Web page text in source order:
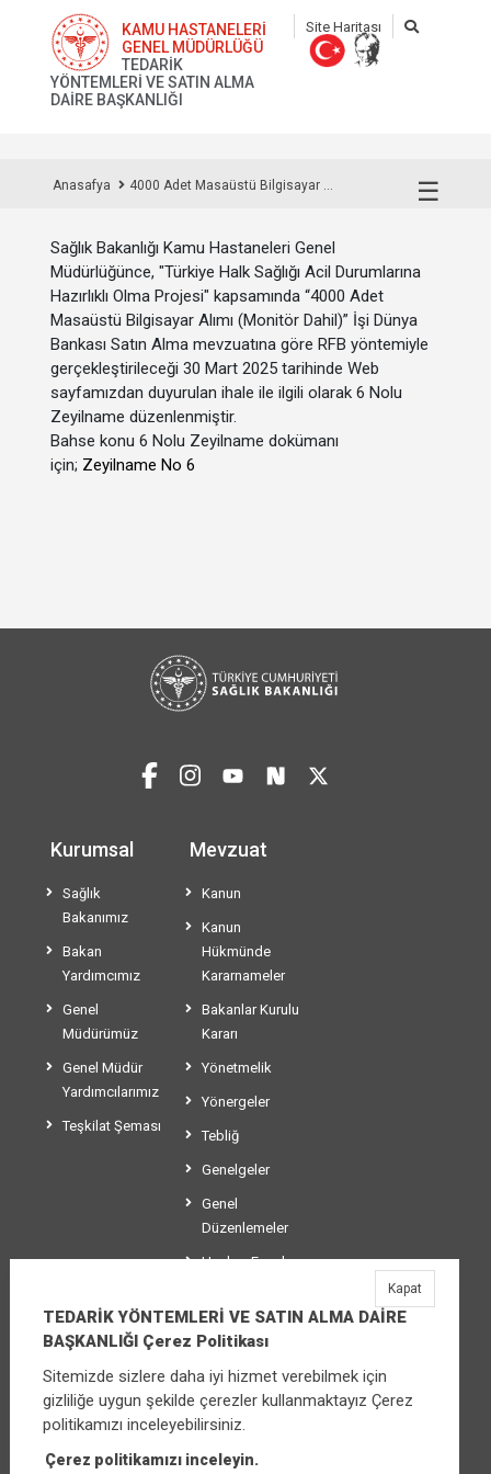
KAMU HASTANELERİ
GENEL MÜDÜRLÜĞÜ
TEDARİK
YÖNTEMLERİ VE SATIN ALMA
DAİRE BAŞKANLIĞI
Site Haritası
☰
Anasafya 4000 Adet Masaüstü Bilgisayar ...
Sağlık Bakanlığı Kamu Hastaneleri Genel
Müdürlüğünce, "Türkiye Halk Sağlığı Acil Durumlarına
Hazırlıklı Olma Projesi" kapsamında “4000 Adet
Masaüstü Bilgisayar Alımı (Monitör Dahil)” İşi Dünya
Bankası Satın Alma mevzuatına göre RFB yöntemiyle
gerçekleştirileceği 30 Mart 2025 tarihinde Web
sayfamızdan duyurulan ihale ile ilgili olarak 6 Nolu
Zeyilname düzenlenmiştir.
Bahse konu 6 Nolu Zeyilname dokümanı
için; Zeyilname No 6
Kurumsal
Sağlık
Bakanımız
Bakan
Yardımcımız
Genel
Müdürümüz
Genel Müdür
Yardımcılarımız
Teşkilat Şeması
Mevzuat
Kanun
Kanun
Hükmünde
Kararnameler
Bakanlar Kurulu
Kararı
Yönetmelik
Yönergeler
Tebliğ
Genelgeler
Genel
Düzenlemeler
Usul ve Esaslar
TEDARİK YÖNTEMLERİ VE SATIN ALMA
DAİRE BAŞKANLIĞI
Üniversiteler Mahallesi Şehit Mehmet Bayraktar
Caddesi No:3 Çankaya/Ankara
TEDARİK YÖNTEMLERİ VE SATIN ALMA DAİRE
BAŞKANLIĞI Çerez Politikası
Sitemizde sizlere daha iyi hizmet verebilmek için
gizliliğe uygun şekilde çerezler kullanmaktayız Çerez
politikamızı inceleyebilirsiniz.
Çerez politikamızı inceleyin.
Kapat